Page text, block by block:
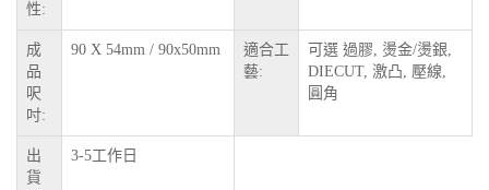
性:
成
品
呎
吋:
90 X 54mm / 90x50mm
適合工
藝:
可選 過膠, 燙金/燙銀,
DIECUT, 激凸, 壓線,
圓角
出
貨
3-5工作日